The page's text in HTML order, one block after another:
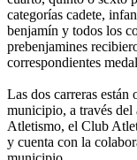
categorías cadete,
benjamín y todos los
prebenjamines
correspondientes
Las dos carreras
municipio, a través del
Atletismo, el Club
y cuenta con la